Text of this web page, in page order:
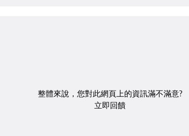
整體來說，您對此網頁上的資訊滿不滿意?
立即回饋